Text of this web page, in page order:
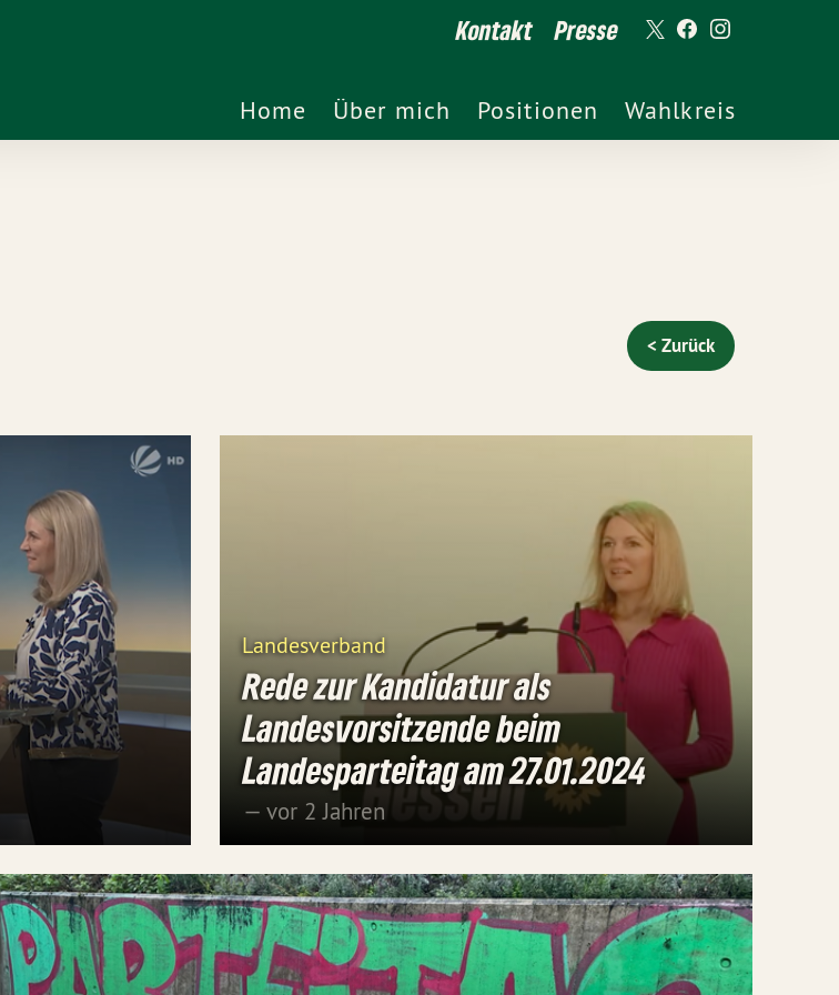
Kontakt Presse
Home Über mich Positionen Wahlkreis
< Zurück
Landesverband
Rede zur Kandidatur als
Landesvorsitzende beim
Landesparteitag am 27.01.2024
— vor 2 Jahren